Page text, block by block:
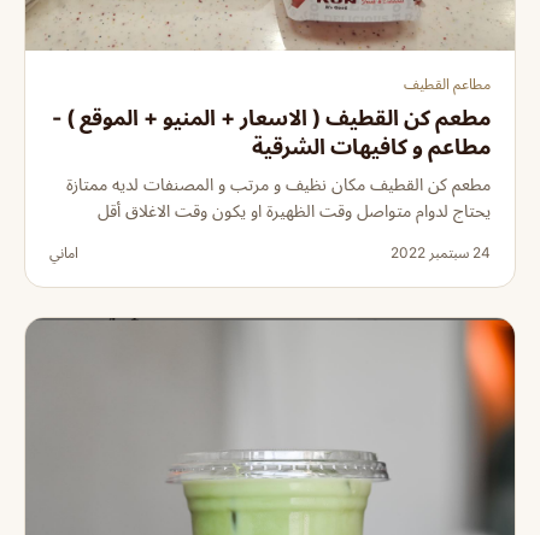
مطاعم القطيف
مطعم كن القطيف ( الاسعار + المنيو + الموقع ) -
مطاعم و كافيهات الشرقية
مطعم كن القطيف مكان نظيف و مرتب و المصنفات لديه ممتازة
يحتاج لدوام متواصل وقت الظهيرة او يكون وقت الاغلاق أقل
24 سبتمبر 2022 اماني